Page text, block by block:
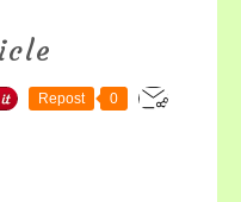
Repost 0